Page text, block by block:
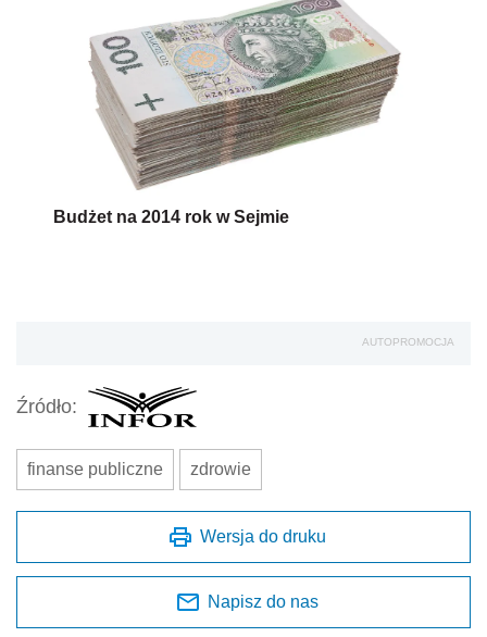
Budżet na 2014 rok w Sejmie
AUTOPROMOCJA
Źródło:
finanse publiczne zdrowie
Wersja do druku
Napisz do nas